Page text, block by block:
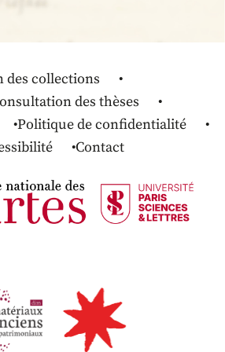
des collections
des thèses
Politique de confidentialité
Contact